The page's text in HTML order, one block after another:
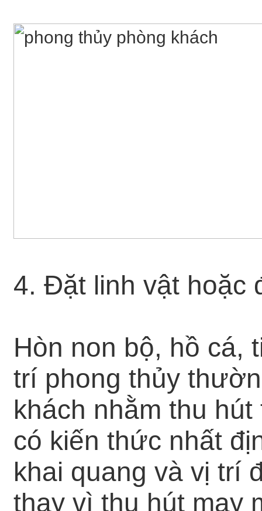
4. Đặt linh vật hoặc
Hòn non bộ, hồ cá,
trí phong thủy
khách nhằm thu
có kiến thức nhất
khai quang và vị trí
thay vì thu hút may